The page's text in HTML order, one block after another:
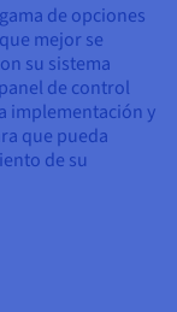
de opciones
mejor se
su sistema
de control
implementación y
que pueda
de su